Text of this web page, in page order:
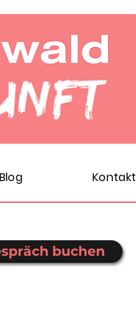
Blog Kontakt
buchen